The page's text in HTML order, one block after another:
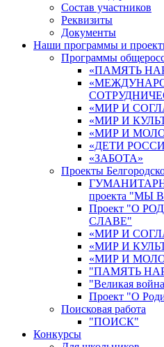
Состав участников
Реквизиты
Документы
Наши программы и
Программы
«ПАМЯТЬ
«МИР И
«МИР И
«МИР И
«ДЕТИ
«ЗАБОТА»
Проекты
проекта "МЫ
Проект "О
СЛАВЕ"
«МИР И
«МИР И
«МИР И
"ПАМЯТЬ
"Великая
Проект "О
Поисковая работа
"ПОИСК"
Конкурсы